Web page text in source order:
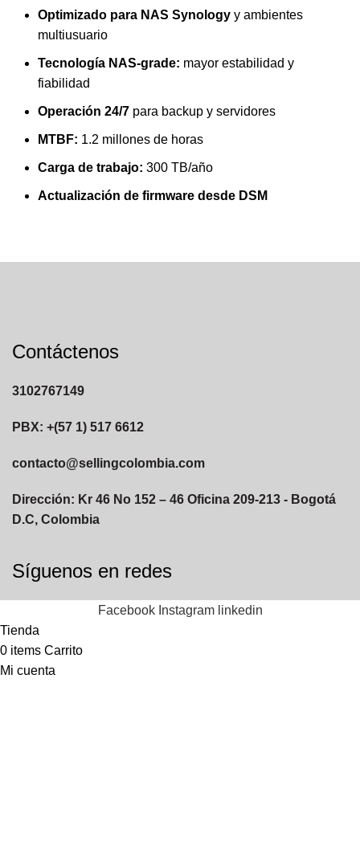
Optimizado para NAS Synology y ambientes
multiusuario
Tecnología NAS-grade: mayor estabilidad y
fiabilidad
Operación 24/7 para backup y servidores
MTBF: 1.2 millones de horas
Carga de trabajo: 300 TB/año
Actualización de firmware desde DSM
Contáctenos
3102767149
PBX: +(57 1) 517 6612
contacto@sellingcolombia.com
Dirección: Kr 46 No 152 – 46 Oficina 209-213 - Bogotá
D.C, Colombia
Síguenos en redes
Facebook Instagram linkedin
Tienda
0 items Carrito
Mi cuenta